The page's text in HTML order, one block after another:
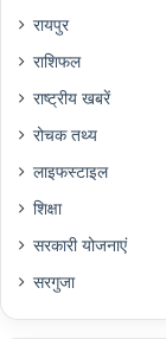
रायपुर
राशिफल
राष्ट्रीय खबरें
रोचक तथ्य
लाइफस्टाइल
शिक्षा
सरकारी योजनाएं
सरगुजा